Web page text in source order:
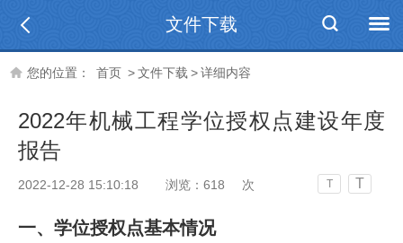
文件下载
您的位置： 首页 >文件下载 >详细内容
2022年机械工程学位授权点建设年度
报告
2022-12-28 15:10:18 浏览： 618 次 T T
一、学位授权点基本情况